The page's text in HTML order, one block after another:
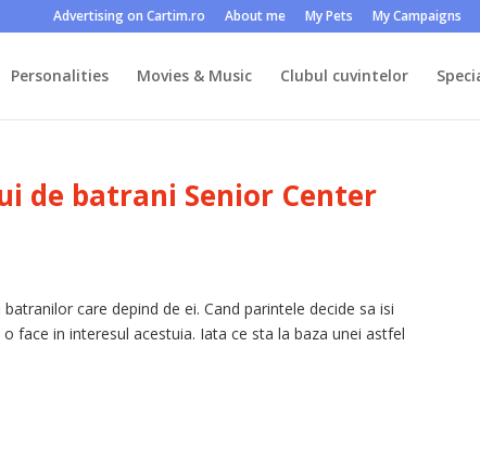
Advertising on Cartim.ro About me My Pets My Campaigns
Personalities Movies & Music Clubul cuvintelor
de batrani Senior Center
care depind de ei. Cand parintele decide sa isi
face in interesul acestuia. Iata ce sta la baza unei astfel